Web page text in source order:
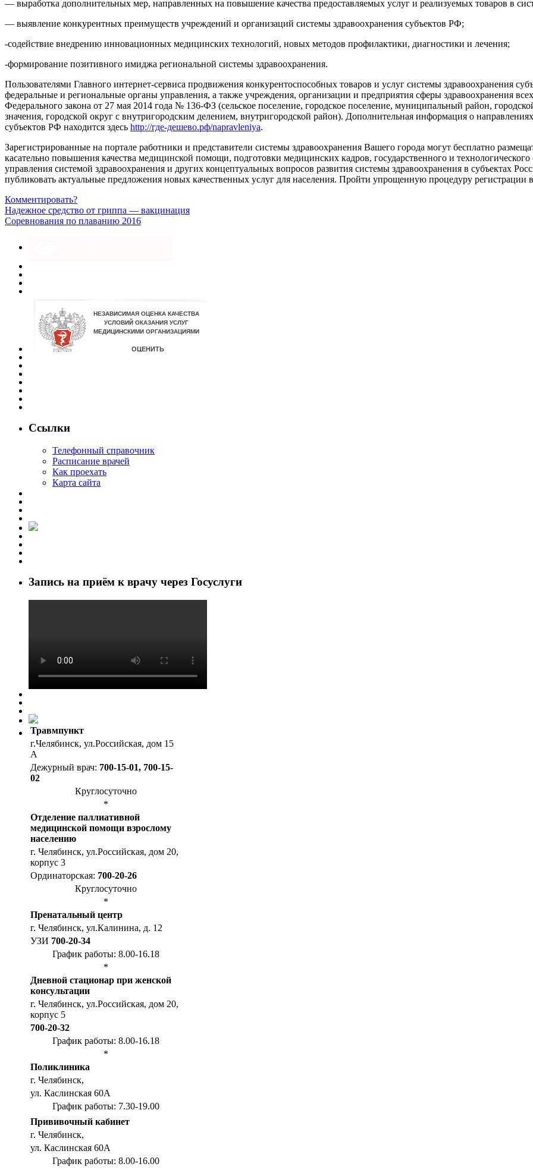
— выработка дополнительных мер, направленных на повышение качества предоставляемых услуг и реализуемых товаров в
— выявление конкурентных преимуществ учреждений и организаций системы здравоохранения субъектов РФ;
-содействие внедрению инновационных медицинских технологий, новых методов профилактики, диагностики и лечения;
-формирование позитивного имиджа региональной системы здравоохранения.
Пользователями Главного интернет-сервиса продвижения конкурентоспособных товаров и услуг системы здравоохранения
федеральные и региональные органы управления, а также учреждения, организации и предприятия сферы здравоохранения
Федерального закона от 27 мая 2014 года № 136-ФЗ (сельское поселение, городское поселение, муниципальный район,
значения, городской округ с внутригородским делением, внутригородской район). Дополнительная информация о
субъектов РФ находится здесь http://где-дешево.рф/napravleniya.
Зарегистрированные на портале работники и представители системы здравоохранения Вашего города могут бесплатно
касательно повышения качества медицинской помощи, подготовки медицинских кадров, государственного и технологического
управления системой здравоохранения и других концептуальных вопросов развития системы здравоохранения в субъектах
публиковать актуальные предложения новых качественных услуг для населения. Пройти упрощенную процедуру регистрации
Комментировать?
Надежное средство от гриппа — вакцинация
Соревнования по плаванию 2016
Ссылки
Телефонный справочник
Расписание врачей
Как проехать
Карта сайта
Запись на приём к врачу через Госуслуги
Травмпункт
г.Челябинск, ул.Российская, дом 15
А
Дежурный врач: 700-15-01, 700-15-
02
Круглосуточно
*
Отделение паллиативной
медицинской помощи взрослому
населению
г. Челябинск, ул.Российская, дом 20,
корпус 3
Ординаторская: 700-20-26
Круглосуточно
*
Пренатальный центр
г. Челябинск, ул.Калинина, д. 12
УЗИ 700-20-34
График работы: 8.00-16.18
*
Дневной стационар при женской
консультации
г. Челябинск, ул.Российская, дом 20,
корпус 5
700-20-32
График работы: 8.00-16.18
*
Поликлиника
г. Челябинск,
ул. Каслинская 60А
График работы: 7.30-19.00
Прививочный кабинет
г. Челябинск,
ул. Каслинская 60А
График работы: 8.00-16.00